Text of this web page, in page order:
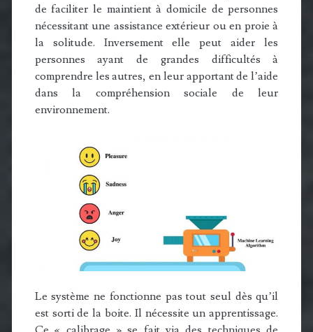
de faciliter le maintient à domicile de personnes
nécessitant une assistance extérieur ou en proie à
la solitude. Inversement elle peut aider les
personnes ayant de grandes difficultés à
comprendre les autres, en leur apportant de l’aide
dans la compréhension sociale de leur
environnement.
Le système ne fonctionne pas tout seul dès qu’il
est sorti de la boite. Il nécessite un apprentissage.